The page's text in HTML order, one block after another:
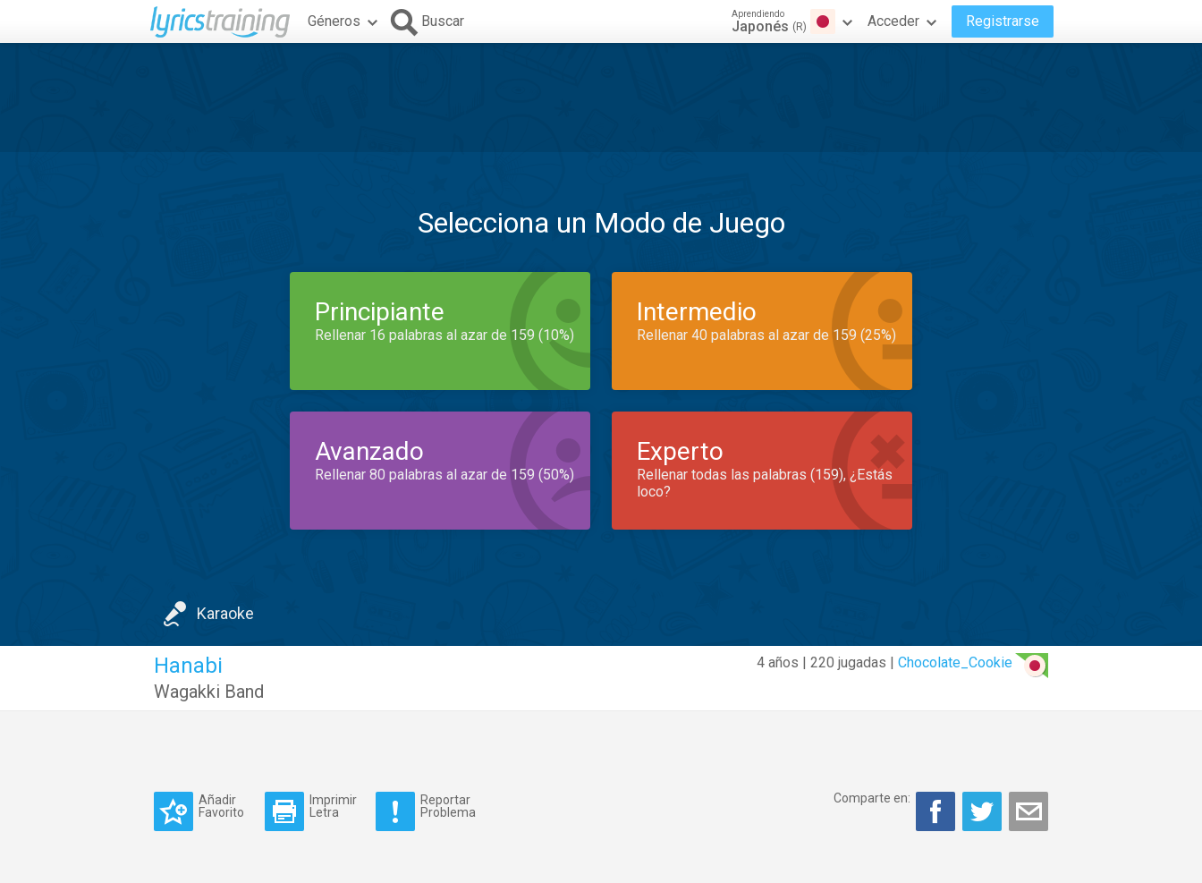
Géneros Buscar Aprendiendo
Japonés (R) Acceder Registrarse
Selecciona un Modo de Juego
Principiante
Rellenar 16 palabras al azar de 159 (10%)
Intermedio
Rellenar 40 palabras al azar de 159 (25%)
Avanzado
Rellenar 80 palabras al azar de 159 (50%)
Experto
Rellenar todas las palabras (159), ¿Estás
loco?
Karaoke
4 años | 220 jugadas | Chocolate_Cookie
Hanabi
Wagakki Band
Añadir
Favorito
Imprimir
Letra
Reportar
Problema
Comparte en: